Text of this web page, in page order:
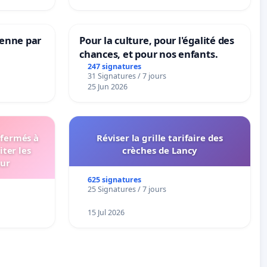
par
Pour la culture, pour l'égalité des
chances, et pour nos enfants.
247 signatures
31 Signatures / 7 jours
25 Jun 2026
à
les
Réviser la grille tarifaire des
crèches de Lancy
625 signatures
25 Signatures / 7 jours
15 Jul 2026